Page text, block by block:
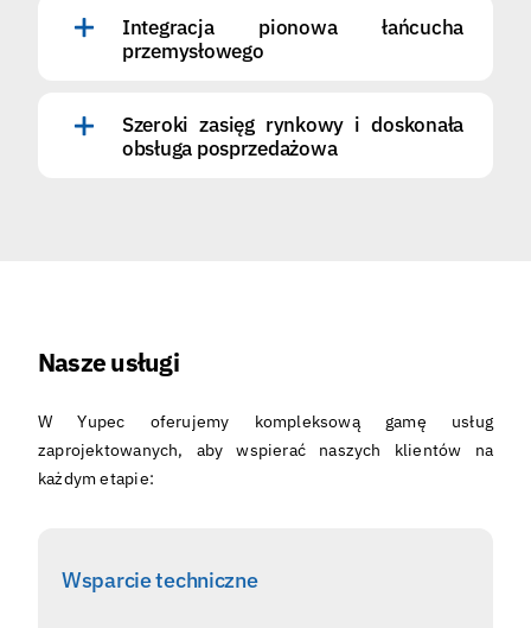
Integracja pionowa łańcucha
przemysłowego
Szeroki zasięg rynkowy i doskonała
obsługa posprzedażowa
Nasze usługi
W Yupec oferujemy kompleksową gamę usług
zaprojektowanych, aby wspierać naszych klientów na
każdym etapie:
Wsparcie techniczne